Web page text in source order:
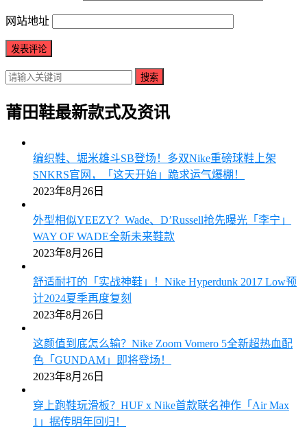
网站地址
搜索
莆田鞋最新款式及资讯
编织鞋、堀米雄斗SB登场！多双Nike重磅球鞋上架
SNKRS官网，「这天开始」跪求运气爆棚！
2023年8月26日
外型相似YEEZY？Wade、D’Russell抢先曝光「李宁」
WAY OF WADE全新未来鞋款
2023年8月26日
舒适耐打的「实战神鞋」！Nike Hyperdunk 2017 Low预
计2024夏季再度复刻
2023年8月26日
这颜值到底怎么输？Nike Zoom Vomero 5全新超热血配
色「GUNDAM」即将登场！
2023年8月26日
穿上跑鞋玩滑板？HUF x Nike首款联名神作「Air Max
1」据传明年回归！